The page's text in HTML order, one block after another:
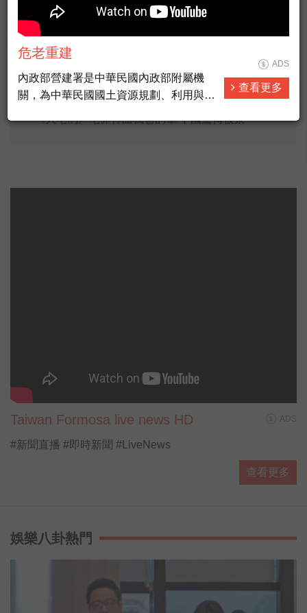
230樁靈異案件塞爆第九分局！澎恰恰重啟「玫瑰之夜」
大森立嗣、瑛太連袂來台 用行動支持高雄
超正漂亮女神王心凌 MV單日湧數10萬人點閱
相隔六年「3」度出輯 929新歌催淚畢業生
《大宅們》宅界神曲我爸的筆 中國驚傳被禁
Taiwan Formosa live news HD
#新聞直播 #即時新聞 #LiveNews
查看更多
娛樂八卦熱門
危老重建
內政部營建署是中華民國內政部附屬機
關，為中華民國國土資源規劃、利用與管
ADS
查看更多